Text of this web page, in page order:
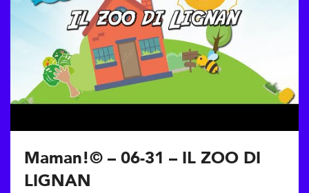
Maman!© – 06-31 – IL ZOO DI
LIGNAN